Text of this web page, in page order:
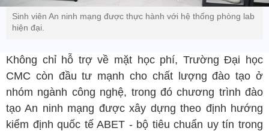
Sinh viên An ninh mạng được thực hành với hệ thống phòng lab
hiện đại.
Không chỉ hỗ trợ về mặt học phí, Trường Đại học
CMC còn đầu tư mạnh cho chất lượng đào tạo ở
nhóm ngành công nghệ, trong đó chương trình đào
tạo An ninh mạng được xây dựng theo định hướng
kiểm định quốc tế ABET - bộ tiêu chuẩn uy tín trong